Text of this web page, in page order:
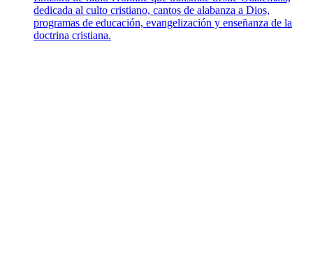
dedicada al culto cristiano, cantos de alabanza a Dios,
programas de educación, evangelización y enseñanza de la
doctrina cristiana.